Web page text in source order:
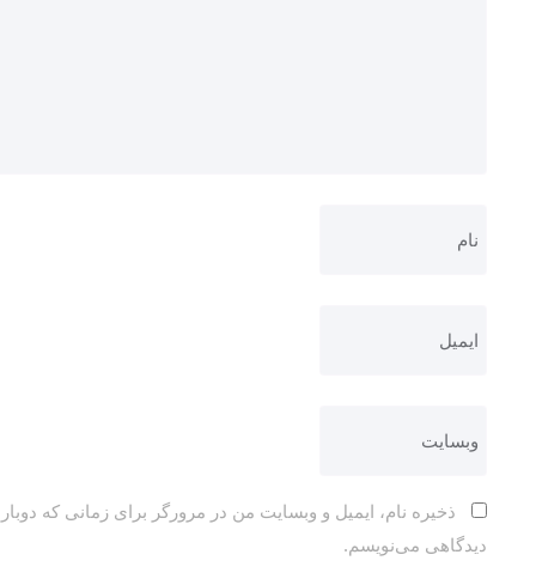
ذخیره نام، ایمیل و وبسایت من در مرورگر برای زمانی که دوباره
دیدگاهی می‌نویسم.